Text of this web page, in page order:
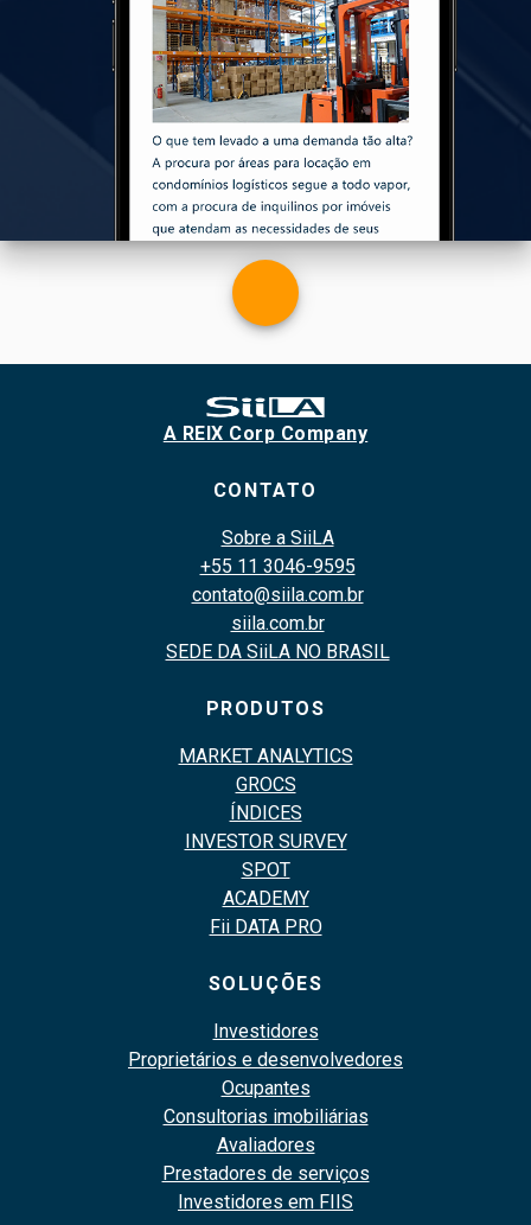
A REIX Corp Company
CONTATO
Sobre a SiiLA
+55 11 3046-9595
contato@siila.com.br
siila.com.br
SEDE DA SiiLA NO BRASIL
PRODUTOS
MARKET ANALYTICS
GROCS
ÍNDICES
INVESTOR SURVEY
SPOT
ACADEMY
Fii DATA PRO
SOLUÇÕES
Investidores
Proprietários e desenvolvedores
Ocupantes
Consultorias imobiliárias
Avaliadores
Prestadores de serviços
Investidores em FIIS